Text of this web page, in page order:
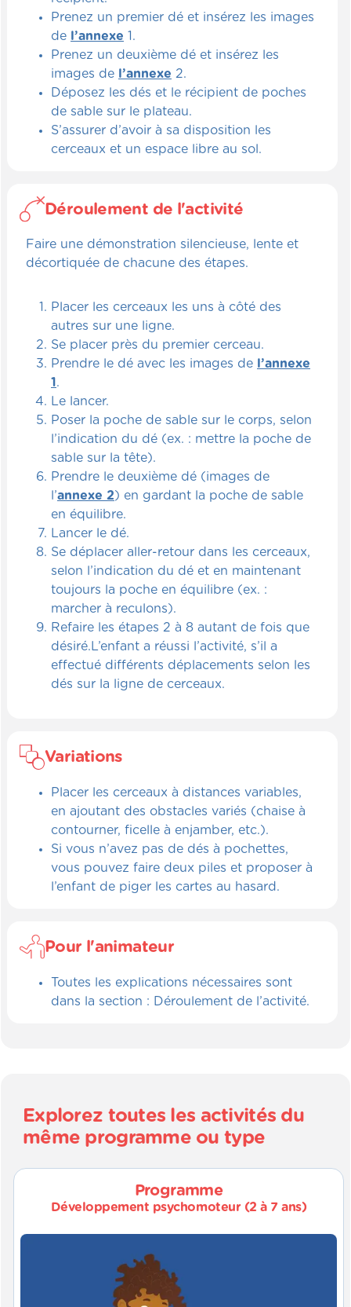
Prenez un premier dé et insérez les images
de
l’annexe 1.
Prenez un deuxième dé et insérez les
images de
l’annexe 2.
Déposez les dés et le récipient de poches
de sable sur le plateau.
S’assurer d’avoir à sa disposition les
cerceaux et un espace libre au sol.
Déroulement de l'activité
Faire une démonstration silencieuse, lente et
décortiquée de chacune des étapes.
Placer les cerceaux les uns à côté des
autres sur une ligne.
Se placer près du premier cerceau.
Prendre le dé avec les images de l’annexe
1.
Le lancer.
Poser la poche de sable sur le corps, selon
l’indication du dé (ex. : mettre la poche de
sable sur la tête).
Prendre le deuxième dé (images de
l’annexe 2) en gardant la poche de sable
en équilibre.
Lancer le dé.
Se déplacer aller-retour dans les cerceaux,
selon l’indication du dé et en maintenant
toujours la poche en équilibre (ex. :
marcher à reculons).
Refaire les étapes 2 à 8 autant de fois que
désiré.L’enfant a réussi l’activité, s’il a
effectué différents déplacements selon les
dés sur la ligne de cerceaux.
Variations
Placer les cerceaux à distances variables,
en ajoutant des obstacles variés (chaise à
contourner, ficelle à enjamber, etc.).
Si vous n’avez pas de dés à pochettes,
vous pouvez faire deux piles et proposer à
l’enfant de piger les cartes au hasard.
Pour l'animateur
Toutes les explications nécessaires sont
dans la section : Déroulement de l’activité.
Explorez toutes les activités du
même programme ou type
Programme
Développement psychomoteur (2 à 7 ans)